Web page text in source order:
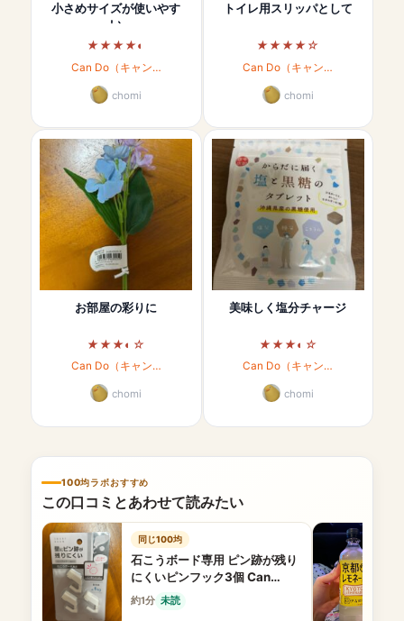
小さめサイズが使いやす
い
Can Do（キャン…
chomi
トイレ用スリッパとして
Can Do（キャン…
chomi
お部屋の彩りに
Can Do（キャン…
chomi
美味しく塩分チャージ
Can Do（キャン…
chomi
100均ラボおすすめ
この口コミとあわせて読みたい
同じ100均
石こうボード専用 ピン跡が残り
にくいピンフック3個 Can
Do（キャンドゥ） 賃貸で大活躍
約1分 未読